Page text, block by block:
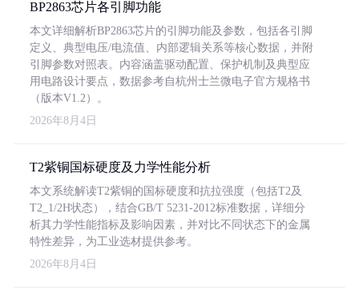
BP2863芯片各引脚功能
本文详细解析BP2863芯片的引脚功能及参数，包括各引脚
定义、典型电压/电流值、内部逻辑关系等核心数据，并附
引脚参数对照表。内容涵盖驱动配置、保护机制及典型应
用电路设计要点，数据参考自杭州士兰微电子官方规格书
（版本V1.2）。
2026年8月4日
T2紫铜国标硬度及力学性能分析
本文系统解读T2紫铜的国标硬度和抗拉强度（包括T2及
T2_1/2H状态），结合GB/T 5231-2012标准数据，详细分
析其力学性能指标及影响因素，并对比不同状态下的金属
特性差异，为工业选材提供参考。
2026年8月4日